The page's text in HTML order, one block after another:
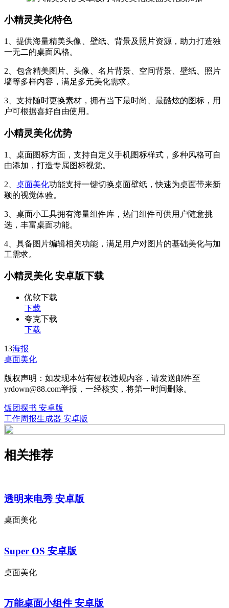
小精灵美化特色
1、提供海量精美头像、壁纸、背景及照片资源，助力打造独
一无二的桌面风格。
2、包含精美图片、头像、名片背景、空间背景、壁纸、照片
墙等多样内容，满足多元美化需求。
3、支持随时更换素材，拥有当下最时尚、最酷炫的图标，用
户可根据喜好自由使用。
小精灵美化优势
1、桌面图标方面，支持自定义手机图标样式，多种风格可自
由添加，打造专属图标视觉。
2、 桌面美化功能支持一键切换桌面壁纸，快速为桌面带来新
颖的视觉体验。
3、桌面小工具拥有海量组件库，热门组件可供用户随意挑
选，丰富桌面功能。
4、具备图片编辑相关功能，满足用户对图片的基础美化与加
工需求。
小精灵美化 安卓版下载
优软下载
下载
夸克下载
下载
13海报
桌面美化
版权声明：如发现本站有侵权违规内容，请发送邮件至
yrdown@88.com举报，一经核实，将第一时间删除。
饭团探书 安卓版
工作周报生成器 安卓版
相关推荐
透明来电秀 安卓版
桌面美化
Super OS 安卓版
桌面美化
万能桌面小组件 安卓版